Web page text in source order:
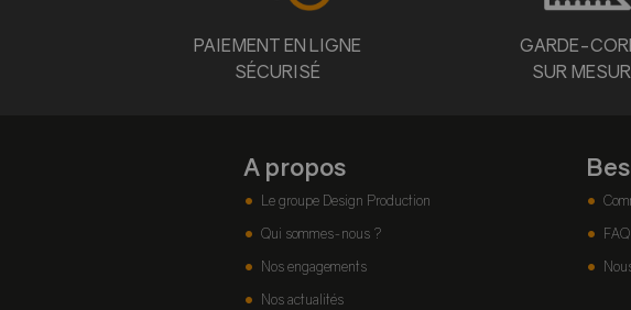
PAIEMENT EN LIGNE
SÉCURISÉ
GARDE-
SUR
A propos
Le groupe Design Production
Qui sommes-nous ?
Nos engagements
Nos actualités